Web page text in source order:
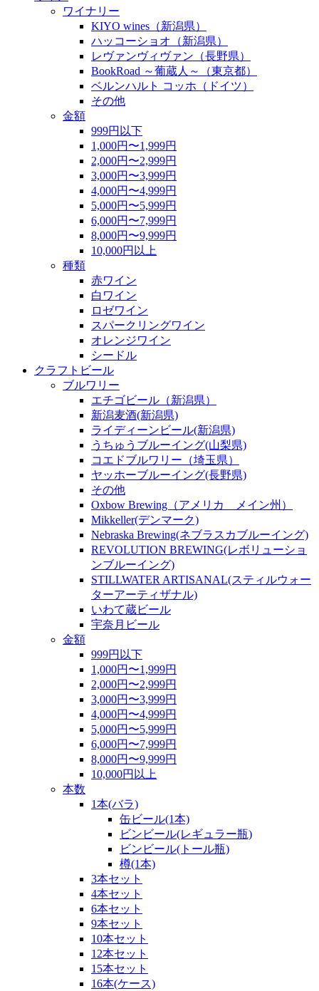
ワイナリー
KIYO wines（新潟県）
ハッコーショオ（新潟県）
レヴァンヴィヴァン（長野県）
BookRoad ～葡蔵人～（東京都）
ベルンハルト コッホ（ドイツ）
その他
金額
999円以下
1,000円〜1,999円
2,000円〜2,999円
3,000円〜3,999円
4,000円〜4,999円
5,000円〜5,999円
6,000円〜7,999円
8,000円〜9,999円
10,000円以上
種類
赤ワイン
白ワイン
ロゼワイン
スパークリングワイン
オレンジワイン
シードル
クラフトビール
ブルワリー
エチゴビール（新潟県）
新潟麦酒(新潟県)
ライディーンビール(新潟県)
うちゅうブルーイング(山梨県)
コエドブルワリー（埼玉県）
ヤッホーブルーイング(長野県)
その他
Oxbow Brewing（アメリカ メイン州）
Mikkeller(デンマーク)
Nebraska Brewing(ネブラスカブルーイング)
REVOLUTION BREWING(レボリューショ
ンブルーイング)
STILLWATER ARTISANAL(スティルウォー
ターアーティザナル)
いわて蔵ビール
宇奈月ビール
金額
999円以下
1,000円〜1,999円
2,000円〜2,999円
3,000円〜3,999円
4,000円〜4,999円
5,000円〜5,999円
6,000円〜7,999円
8,000円〜9,999円
10,000円以上
本数
1本(バラ)
缶ビール(1本)
ビンビール(レギュラー瓶)
ビンビール(トール瓶)
樽(1本)
3本セット
4本セット
6本セット
9本セット
10本セット
12本セット
15本セット
16本(ケース)